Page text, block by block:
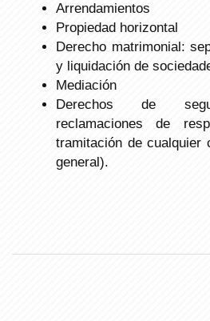
Arrendamientos
Propiedad horizontal
Derecho matrimonial:
y liquidación de
Mediación
Derechos de
reclamaciones de
tramitación de cualquier
general).